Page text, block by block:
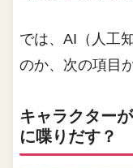
では、AI（人工
のか、次の項目
キャラクター
に喋りだす？